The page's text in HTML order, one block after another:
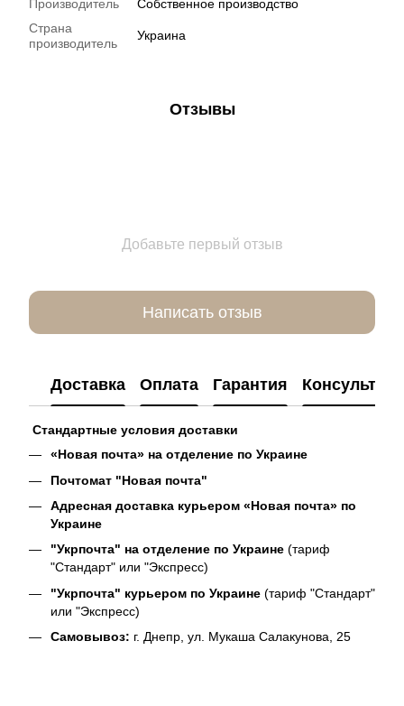
Производитель
Собственное производство
Страна
производитель
Украина
Отзывы
Добавьте первый отзыв
Написать отзыв
Доставка Оплата Гарантия
Стандартные условия доставки
«Новая почта» на отделение по Украине
Почтомат "Новая почта"
Адресная доставка курьером «Новая почта» по
Украине
"Укрпочта" на отделение по Украине (тариф
"Стандарт" или "Экспресс)
"Укрпочта" курьером по Украине (тариф "Стандарт"
или "Экспресс)
Самовывоз: г. Днепр, ул. Мукаша Салакунова, 25